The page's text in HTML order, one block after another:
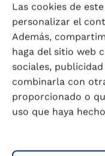
Las cookies de
personalizar el
Además,
haga del sitio web
sociales,
combinarla con
proporcionado o
uso que haya
mayor
¿Pescado
congelados
conservan
de
durante
el pescado